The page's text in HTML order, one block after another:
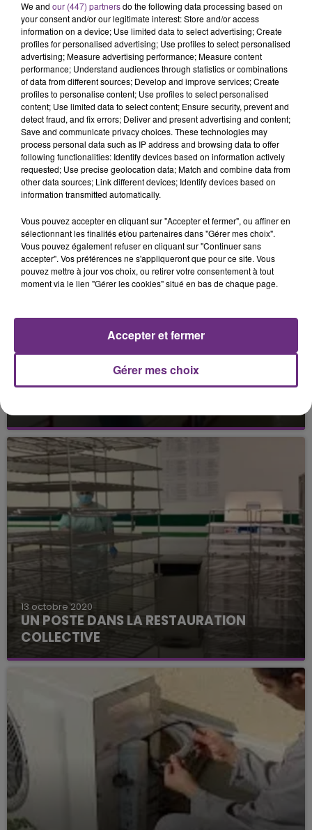
10 décembre 2020
TRAVAILLER DANS UNE PIZZERIA
Un restaurant dans l'agglomération de Troyes
Un poste de vendeur comptoir est à pourvoir à
Dampierre.
13 octobre 2020
UN POSTE DANS LA RESTAURATION
COLLECTIVE
Un poste à pourvoir à Troyes.
We and our (447) partnersdo the following data processing based on
your consent and/or our legitimate interest: Store and/or access
information on a device; Use limited data to select advertising; Create
profiles for personalised advertising; Use profiles to select personalised
advertising; Measure advertising performance; Measure content
performance; Understand audiences through statistics or combinations
of data from different sources; Develop and improve services; Create
profiles to personalise content; Use profiles to select personalised
content; Use limited data to select content; Ensure security, prevent and
detect fraud, and fix errors; Deliver and present advertising and content;
Save and communicate privacy choices. These technologies may
process personal data such as IP address and browsing data to offer
following functionalities: Identify devices based on information actively
requested; Use precise geolocation data; Match and combine data from
other data sources; Link different devices; Identify devices based on
information transmitted automatically.
Vous pouvez accepter en cliquant sur "Accepter et fermer", ou affiner en
sélectionnant les finalités et/ou partenaires dans "Gérer mes choix".
Vous pouvez également refuser en cliquant sur "Continuer sans
accepter". Vos préférences ne s'appliqueront que pour ce site. Vous
pouvez mettre à jour vos choix, ou retirer votre consentement à tout
moment via le lien "Gérer les cookies" situé en bas de chaque page.
Gérer mes choix
Accepter et fermer